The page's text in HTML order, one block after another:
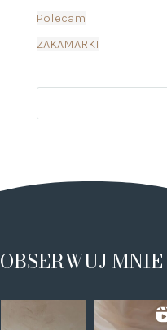
Polecam
ZAKAMARKI
OBSERWUJ